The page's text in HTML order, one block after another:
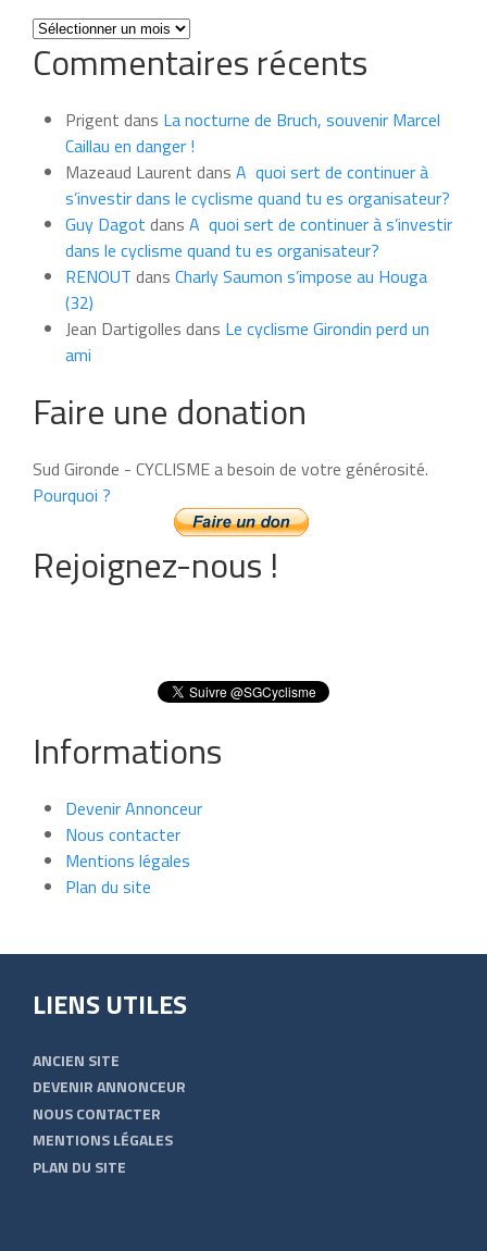
Toutes
les
news
mois
Commentaires récents
Prigent dans La nocturne de Bruch, souvenir Marcel
Caillau en danger !
Mazeaud Laurent dans A quoi sert de continuer à
s’investir dans le cyclisme quand tu es organisateur?
Guy Dagot dans A quoi sert de continuer à s’investir
dans le cyclisme quand tu es organisateur?
RENOUT dans Charly Saumon s’impose au Houga
(32)
Jean Dartigolles dans Le cyclisme Girondin perd un
ami
Faire une donation
Sud Gironde - CYCLISME a besoin de votre générosité.
Pourquoi ?
Rejoignez-nous !
Informations
Devenir Annonceur
Nous contacter
Mentions légales
Plan du site
LIENS UTILES
ANCIEN SITE
DEVENIR ANNONCEUR
NOUS CONTACTER
MENTIONS LÉGALES
PLAN DU SITE